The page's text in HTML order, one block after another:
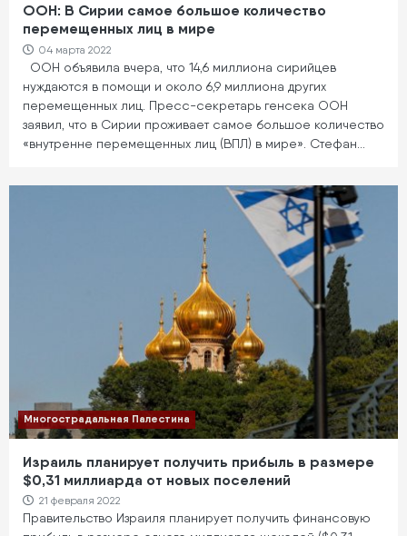
ООН: В Сирии самое большое количество
перемещенных лиц в мире
04 марта 2022
ООН объявила вчера, что 14,6 миллиона сирийцев
нуждаются в помощи и около 6,9 миллиона других
перемещенных лиц. Пресс-секретарь генсека ООН
заявил, что в Сирии проживает самое большое количество
«внутренне перемещенных лиц (ВПЛ) в мире». Стефан…
Многострадальная Палестина
Израиль планирует получить прибыль в размере
$0,31 миллиарда от новых поселений
21 февраля 2022
Правительство Израиля планирует получить финансовую